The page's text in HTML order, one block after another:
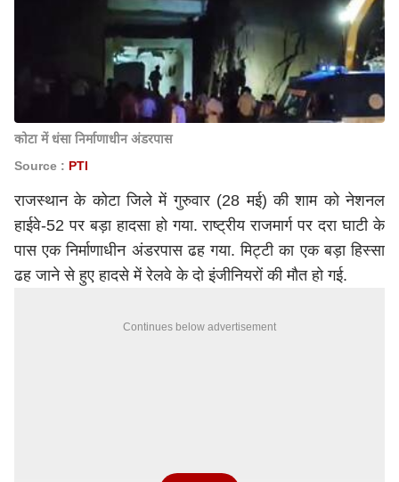
कोटा में धंसा निर्माणाधीन अंडरपास
Source : PTI
राजस्थान के कोटा जिले में गुरुवार (28 मई) की शाम को नेशनल
हाईवे-52 पर बड़ा हादसा हो गया. राष्ट्रीय राजमार्ग पर दरा घाटी के
पास एक निर्माणाधीन अंडरपास ढह गया. मिट्टी का एक बड़ा हिस्सा
ढह जाने से हुए हादसे में रेलवे के दो इंजीनियरों की मौत हो गई.
Continues below advertisement